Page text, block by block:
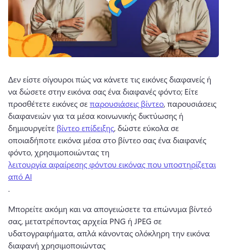
Δεν είστε σίγουροι πώς να κάνετε τις εικόνες διαφανείς ή
να δώσετε στην εικόνα σας ένα διαφανές φόντο; Είτε
προσθέτετε εικόνες σε παρουσιάσεις βίντεο, παρουσιάσεις
διαφανειών για τα μέσα κοινωνικής δικτύωσης ή
δημιουργείτε βίντεο επίδειξης, δώστε εύκολα σε
οποιαδήποτε εικόνα μέσα στο βίντεο σας ένα διαφανές
φόντο, χρησιμοποιώντας τη
λειτουργία αφαίρεσης φόντου εικόνας που υποστηρίζεται
από ΑΙ
.
Μπορείτε ακόμη και να απογειώσετε τα επώνυμα βίντεό
σας, μετατρέποντας αρχεία PNG ή JPEG σε
υδατογραφήματα, απλά κάνοντας ολόκληρη την εικόνα
διαφανή χρησιμοποιώντας